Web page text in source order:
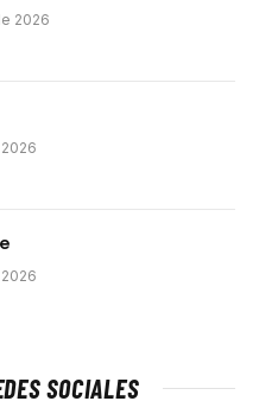
2026
SOCIALES